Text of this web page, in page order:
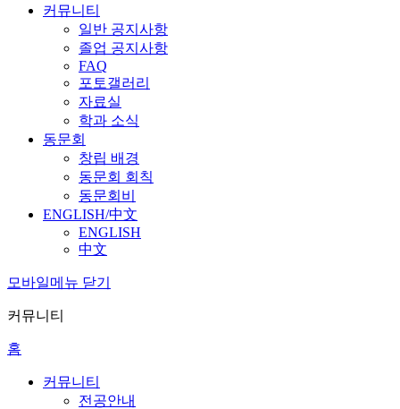
커뮤니티
일반 공지사항
졸업 공지사항
FAQ
포토갤러리
자료실
학과 소식
동문회
창립 배경
동문회 회칙
동문회비
ENGLISH/中文
ENGLISH
中文
모바일메뉴 닫기
커뮤니티
홈
커뮤니티
전공안내